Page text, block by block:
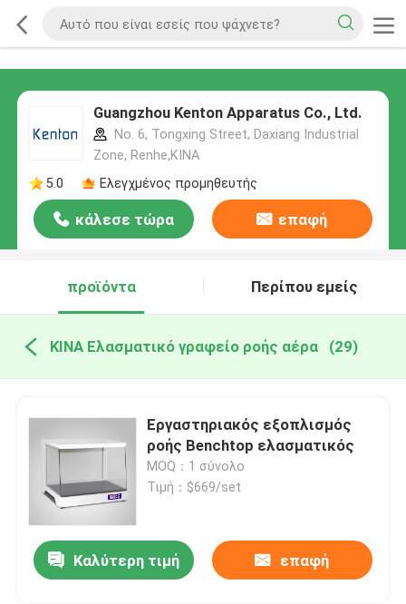
Guangzhou Kenton Apparatus Co., Ltd.
No. 6, Tongxing Street, Daxiang Industrial
Zone, Renhe,ΚΙΝΑ
5.0
Ελεγχμένος προμηθευτής
κάλεσε τώρα επαφή
προϊόντα Περίπου εμείς
ΚΙΝΑ Ελασματικό γραφείο ροής αέρα (29)
Εργαστηριακός εξοπλισμός
ροής Benchtop ελασματικός
MOQ：1 σύνολο
Τιμή：$669/set
Καλύτερη τιμή επαφή